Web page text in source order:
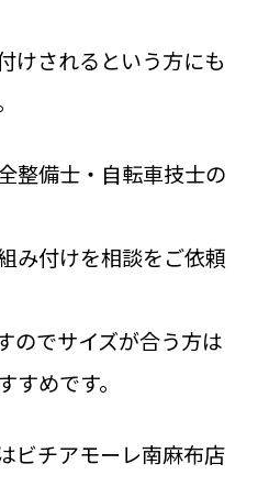
けされるという方にも
整備士・自転車技士の
み付けを相談をご依頼
のでサイズが合う方は
すめです。
ビチアモーレ南麻布店